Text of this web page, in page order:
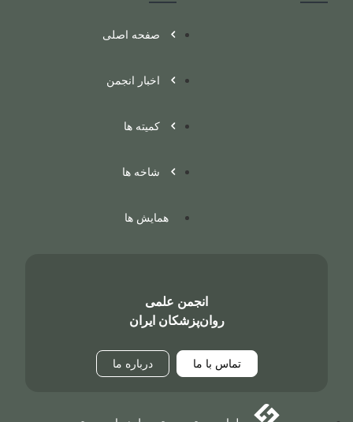
انجمن علمی
روان‌پزشکان ایران
تماس با ما درباره ما
صفحه اصلی
اخبار انجمن
کمیته ها
شاخه ها
همایش ها